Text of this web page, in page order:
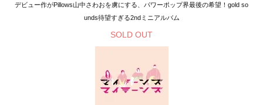
デビュー作がPillows山中さわおを虜にする、パワーポップ界最後の希望！gold so
unds待望すぎる2ndミニアルバム
SOLD OUT